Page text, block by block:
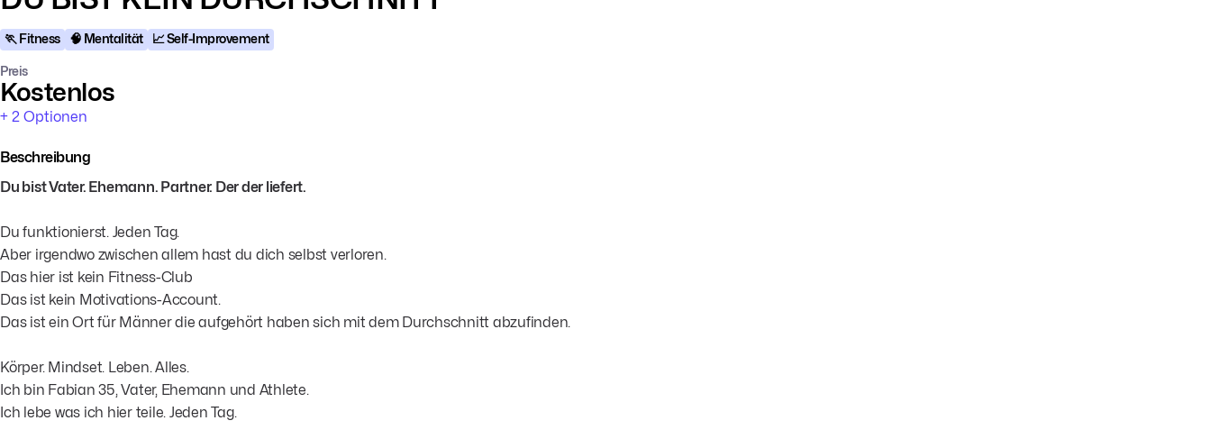
🏃 Fitness 🧠 Mentalität 📈 Self-Improvement
Preis
Kostenlos
+ 2 Optionen
Beschreibung
Du bist Vater. Ehemann. Partner. Der der liefert.
Du funktionierst. Jeden Tag.
Aber irgendwo zwischen allem hast du dich selbst verloren.
Das hier ist kein Fitness-Club
Das ist kein Motivations-Account.
Das ist ein Ort für Männer die aufgehört haben sich mit dem Durchschnitt abzufinden.
Körper. Mindset. Leben. Alles.
Ich bin Fabian 35, Vater, Ehemann und Athlete.
Ich lebe was ich hier teile. Jeden Tag.